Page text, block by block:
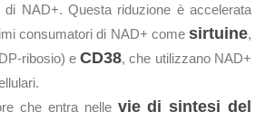
di NAD+. Questa riduzione è accelerata
consumatori di NAD+ come sirtuine,
ribosio) eCD38, che utilizzano NAD+
che entra nelle vie di sintesi del